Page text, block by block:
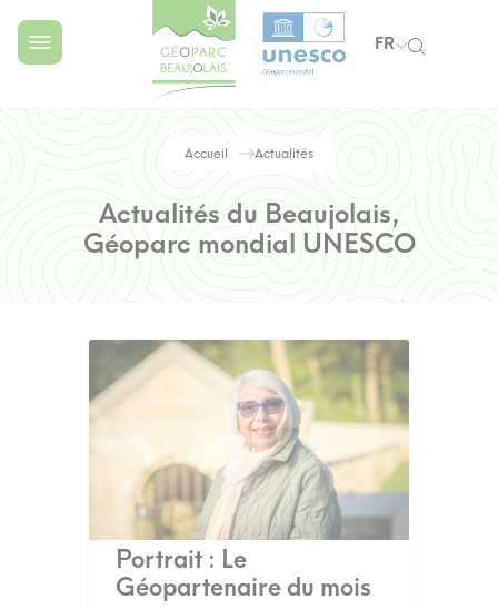
FR
Accueil Actualités
Actualités du Beaujolais,
Géoparc mondial UNESCO
Portrait : Le
Géopartenaire du mois